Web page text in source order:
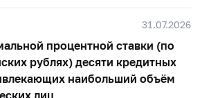
31.07.2026
процентной ставки (по
рублях) десяти кредитных
наибольший объём
лиц